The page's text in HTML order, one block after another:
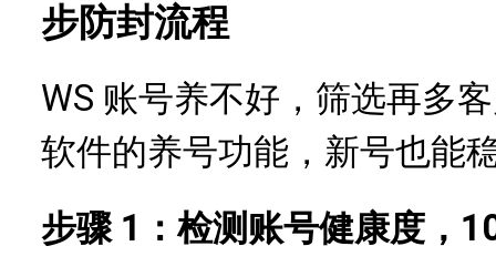
步防封流程
WS 账号养不好，筛选再多
软件的养号功能，新号也能
步骤 1：检测账号健康度，